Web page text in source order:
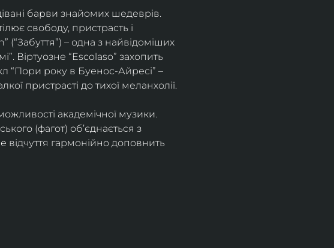
барви знайомих шедеврів.
свободу, пристрасть і
– одна з найвідоміших
Віртуозне “Escolaso” захопить
“Пори року в Буенос-Айресі” –
пристрасті до тихої меланхолії.
академічної музики.
(фагот) об’єднається з
гармонійно доповнить